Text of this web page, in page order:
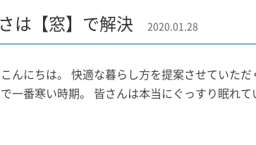
は【窓】で解決 2020.01.28
こんにちは。 快適な暮らし方を提案させていた
で一番寒い時期。 皆さんは本当にぐっすり眠れ